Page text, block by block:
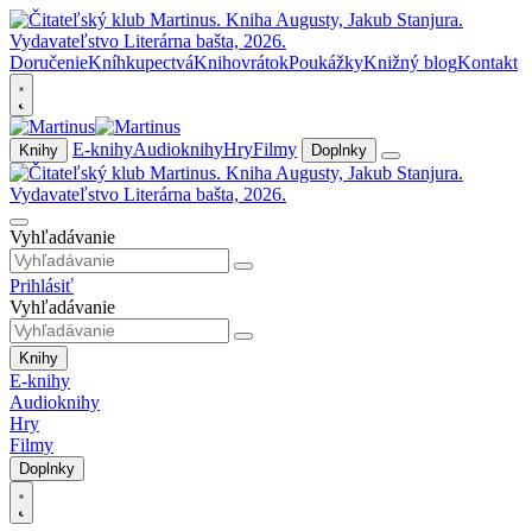
DoručenieKníhkupectváKnihovrátokPoukážkyKnižný blogKontakt
Knihy E-knihyAudioknihyHryFilmy Doplnky
Vyhľadávanie
Prihlásiť
Vyhľadávanie
Knihy
E-knihy
Audioknihy
Hry
Filmy
Doplnky